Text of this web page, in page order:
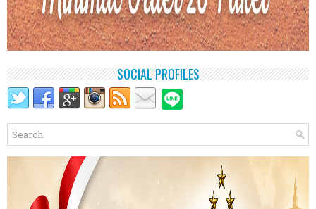
SOCIAL PROFILES